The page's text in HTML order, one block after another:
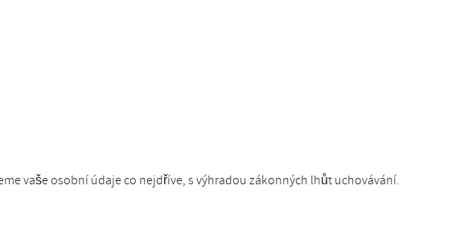
vaše osobní údaje co nejdříve, s výhradou zákonných lhůt uchovávání.